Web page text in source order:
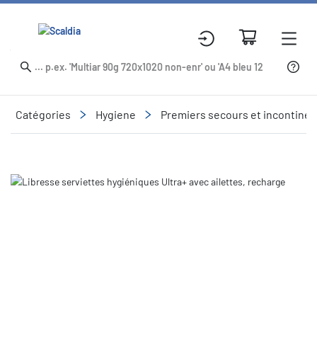
Catégories Hygiene Premiers secours et
Slide 1 of 2